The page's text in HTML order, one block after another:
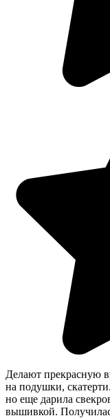
Делают прекрасную
на подушки,
но еще дарила
вышивкой.